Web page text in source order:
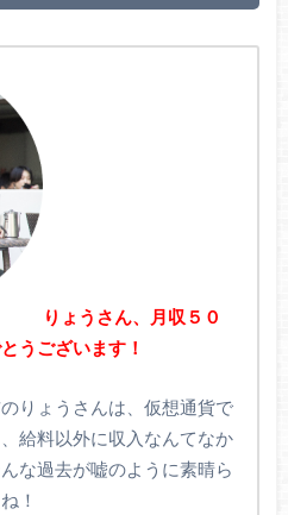
りょうさん、月収５０
うございます！
りょうさんは、仮想通貨で
給料以外に収入なんてなか
な過去が嘘のように素晴ら
！